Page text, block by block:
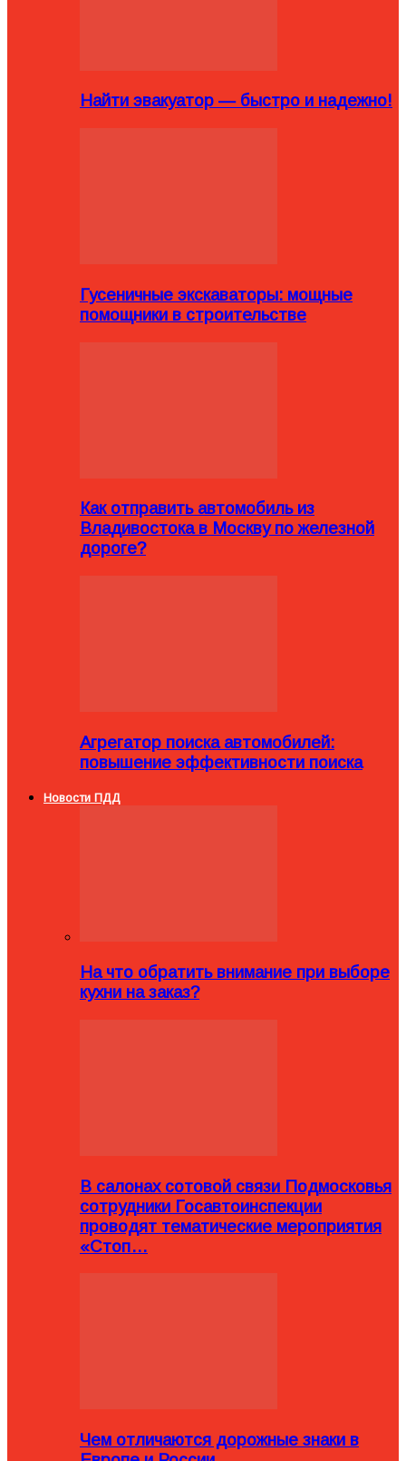
Найти эвакуатор — быстро и надежно!
Гусеничные экскаваторы: мощные
помощники в строительстве
Как отправить автомобиль из
Владивостока в Москву по железной
дороге?
Агрегатор поиска автомобилей:
повышение эффективности поиска
Новости ПДД
На что обратить внимание при выборе
кухни на заказ?
В салонах сотовой связи Подмосковья
сотрудники Госавтоинспекции
проводят тематические мероприятия
«Стоп…
Чем отличаются дорожные знаки в